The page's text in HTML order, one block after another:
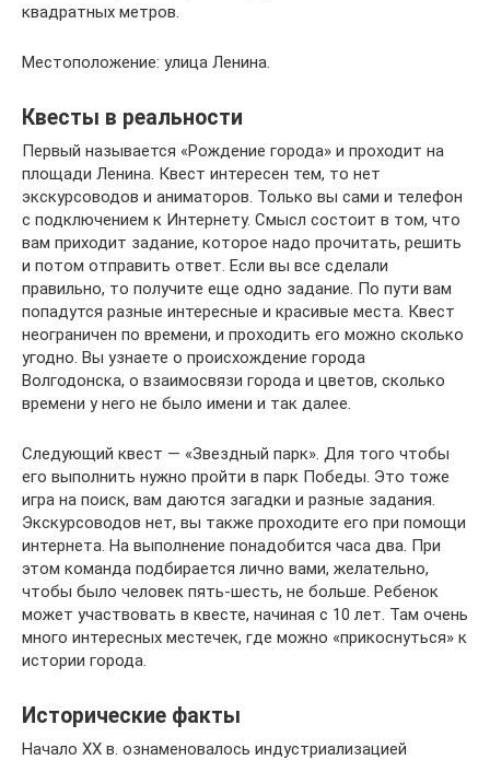
квадратных метров.
Местоположение: улица Ленина.
Квесты в реальности
Первый называется «Рождение города» и проходит на
площади Ленина. Квест интересен тем, то нет
экскурсоводов и аниматоров. Только вы сами и телефон
с подключением к Интернету. Смысл состоит в том, что
вам приходит задание, которое надо прочитать, решить
и потом отправить ответ. Если вы все сделали
правильно, то получите еще одно задание. По пути вам
попадутся разные интересные и красивые места. Квест
неограничен по времени, и проходить его можно сколько
угодно. Вы узнаете о происхождение города
Волгодонска, о взаимосвязи города и цветов, сколько
времени у него не было имени и так далее.
Следующий квест — «Звездный парк». Для того чтобы
его выполнить нужно пройти в парк Победы. Это тоже
игра на поиск, вам даются загадки и разные задания.
Экскурсоводов нет, вы также проходите его при помощи
интернета. На выполнение понадобится часа два. При
этом команда подбирается лично вами, желательно,
чтобы было человек пять-шесть, не больше. Ребенок
может участвовать в квесте, начиная с 10 лет. Там очень
много интересных местечек, где можно «прикоснуться» к
истории города.
Исторические факты
Начало XX в. ознаменовалось индустриализацией